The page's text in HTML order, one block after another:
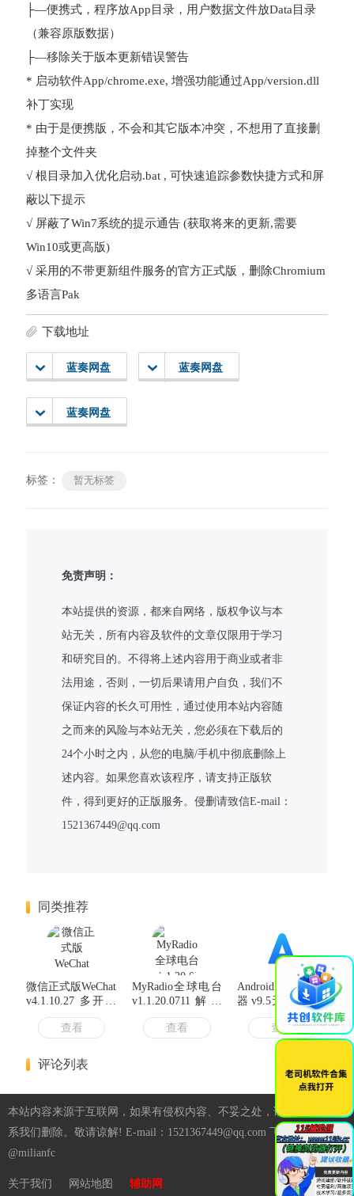
├—便携式，程序放App目录，用户数据文件放Data目录
（兼容原版数据）
├—移除关于版本更新错误警告
* 启动软件App/chrome.exe, 增强功能通过App/version.dll
补丁实现
* 由于是便携版，不会和其它版本冲突，不想用了直接删
掉整个文件夹
√ 根目录加入优化启动.bat , 可快速追踪参数快捷方式和屏
蔽以下提示
√ 屏蔽了Win7系统的提示通告 (获取将来的更新,需要
Win10或更高版)
√ 采用的不带更新组件服务的官方正式版，删除Chromium
多语言Pak
下载地址
蓝奏网盘 蓝奏网盘
蓝奏网盘
标签： 暂无标签
免责声明：
本站提供的资源，都来自网络，版权争议与本
站无关，所有内容及软件的文章仅限用于学习
和研究目的。不得将上述内容用于商业或者非
法用途，否则，一切后果请用户自负，我们不
保证内容的长久可用性，通过使用本站内容随
之而来的风险与本站无关，您必须在下载后的
24个小时之内，从您的电脑/手机中彻底删除上
述内容。如果您喜欢该程序，请支持正版软
件，得到更好的正版服务。侵删请致信E-mail：
1521367449@qq.com
同类推荐
微信正式版WeChat
v4.1.10.27 多开防
撤回带提示绿色版
& 安装版查看
MyRadio全球电台
v1.1.20.0711解锁
会员版
查看
Android Alook浏览
器 v9.5无广告纯净
查看
评论列表
本站内容来源于互联网，如果有侵权内容、不妥之处，请第一时间联
系我们删除。敬请谅解! E-mail：1521367449@qq.com 飞机：
@milianfc
关于我们 网站地图 辅助网